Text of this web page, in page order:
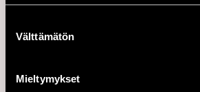
valinta
Välttämätön
Mieltymykset